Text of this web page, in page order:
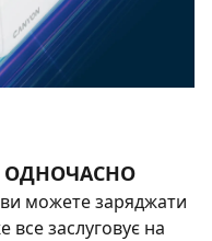
ОДНОЧАСНО
ви можете заряджати
заслуговує на